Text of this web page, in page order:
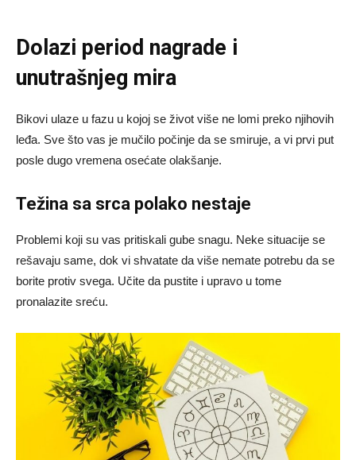
Dolazi period nagrade i
unutrašnjeg mira
Bikovi ulaze u fazu u kojoj se život više ne lomi preko njihovih
leđa. Sve što vas je mučilo počinje da se smiruje, a vi prvi put
posle dugo vremena osećate olakšanje.
Težina sa srca polako nestaje
Problemi koji su vas pritiskali gube snagu. Neke situacije se
rešavaju same, dok vi shvatate da više nemate potrebu da se
borite protiv svega. Učite da pustite i upravo u tome
pronalazite sreću.